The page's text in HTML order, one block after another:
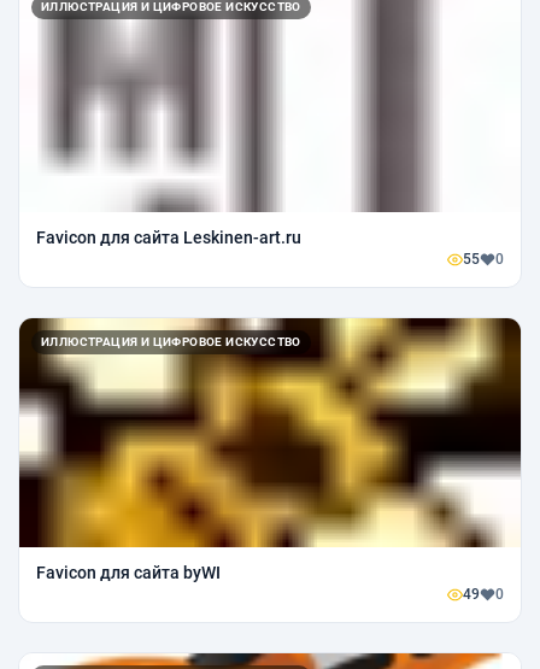
ИЛЛЮСТРАЦИЯ И ЦИФРОВОЕ ИСКУССТВО
Favicon для сайта Leskinen-art.ru
55 0
ИЛЛЮСТРАЦИЯ И ЦИФРОВОЕ ИСКУССТВО
Favicon для сайта byWI
49 0